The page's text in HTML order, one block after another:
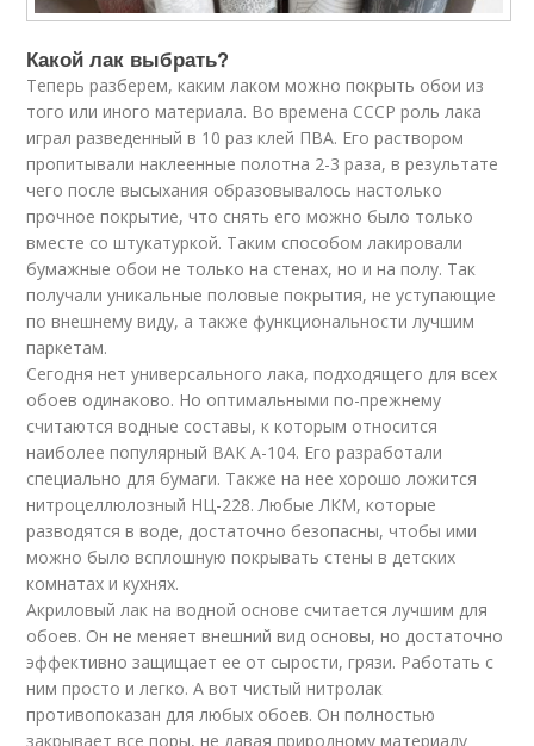
Какой лак выбрать?
Теперь разберем, каким лаком можно покрыть обои из
того или иного материала. Во времена СССР роль лака
играл разведенный в 10 раз клей ПВА. Его раствором
пропитывали наклеенные полотна 2-3 раза, в результате
чего после высыхания образовывалось настолько
прочное покрытие, что снять его можно было только
вместе со штукатуркой. Таким способом лакировали
бумажные обои не только на стенах, но и на полу. Так
получали уникальные половые покрытия, не уступающие
по внешнему виду, а также функциональности лучшим
паркетам.
Сегодня нет универсального лака, подходящего для всех
обоев одинаково. Но оптимальными по-прежнему
считаются водные составы, к которым относится
наиболее популярный ВАК А-104. Его разработали
специально для бумаги. Также на нее хорошо ложится
нитроцеллюлозный НЦ-228. Любые ЛКМ, которые
разводятся в воде, достаточно безопасны, чтобы ими
можно было всплошную покрывать стены в детских
комнатах и кухнях.
Акриловый лак на водной основе считается лучшим для
обоев. Он не меняет внешний вид основы, но достаточно
эффективно защищает ее от сырости, грязи. Работать с
ним просто и легко. А вот чистый нитролак
противопоказан для любых обоев. Он полностью
закрывает все поры, не давая природному материалу